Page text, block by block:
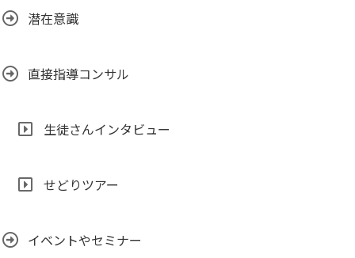
潜在意識
直接指導コンサル
生徒さんインタビュー
せどりツアー
イベントやセミナー